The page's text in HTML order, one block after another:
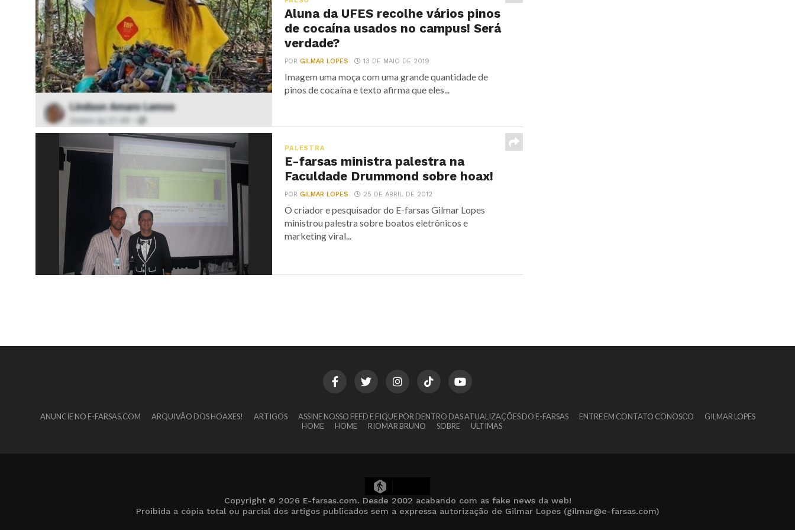
Aluna da UFES recolhe vários pinos
de cocaína usados no campus! Será
verdade?
PORGILMAR LOPES 13 DE MAIO DE 2019
Imagem uma moça com uma grande quantidade de
pinos de cocaína e texto afirma que eles...
PALESTRA
E-farsas ministra palestra na
Faculdade Drummond sobre hoax!
PORGILMAR LOPES 25 DE ABRIL DE 2012
O criador e pesquisador do E-farsas Gilmar Lopes
ministrou palestra sobre boatos eletrônicos e
marketing viral...
ANUNCIE NO E-FARSAS.COM ARQUIVÃO DOS HOAXES! ARTIGOS ASSINE NOSSO FEED E FIQUE POR DENTRO DAS ATUALIZAÇÕES DO E-FARSAS ENTRE EM CONTATO CONOSCO
GILMAR LOPES
HOME
HOME RIOMAR BRUNO SOBRE ULTIMAS
Copyright © 2026 E-farsas.com. Desde 2002 acabando com as fake news da web!
Proibida a cópia total ou parcial dos artigos publicados sem a expressa autorização de Gilmar Lopes (gilmar@e-farsas.com)